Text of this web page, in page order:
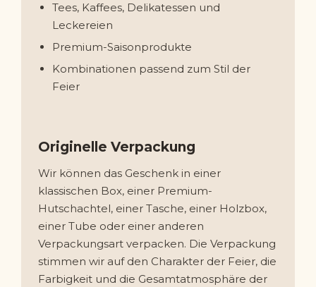
Tees, Kaffees, Delikatessen und
Leckereien
Premium-Saisonprodukte
Kombinationen passend zum Stil der
Feier
Originelle Verpackung
Wir können das Geschenk in einer
klassischen Box, einer Premium-
Hutschachtel, einer Tasche, einer Holzbox,
einer Tube oder einer anderen
Verpackungsart verpacken. Die Verpackung
stimmen wir auf den Charakter der Feier, die
Farbigkeit und die Gesamtatmosphäre der